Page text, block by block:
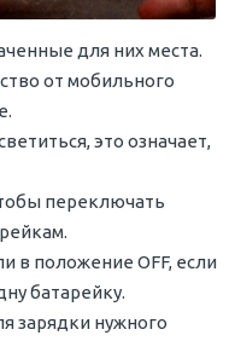
для них места.
от мобильного
это означает,
переключать
в положение OFF, если
батарейку.
зарядки нужного